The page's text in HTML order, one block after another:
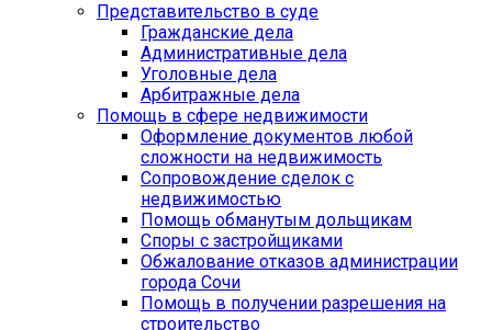
Представительство в суде
Гражданские дела
Административные дела
Уголовные дела
Арбитражные дела
Помощь в сфере недвижимости
Оформление документов любой
сложности на недвижимость
Сопровождение сделок с
недвижимостью
Помощь обманутым дольщикам
Споры с застройщиками
Обжалование отказов администрации
города Сочи
Помощь в получении разрешения на
строительство